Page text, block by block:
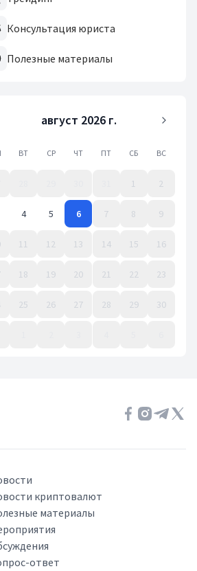
Консультация юриста
Полезные материалы
август 2026 г.
ВТ СР ЧТ ПТ СБ ВС
1 2
4 5 6 7 8 9
11 12 13 14 15 16
18 19 20 21 22 23
25 26 27 28 29 30
криптовалют
материалы
ответ